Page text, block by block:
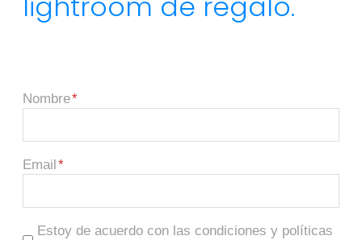
Nombre
Email
Estoy de acuerdo con las condiciones y políticas